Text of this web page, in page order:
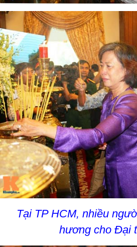
Tại TP HCM, nhiều
hương cho Đại